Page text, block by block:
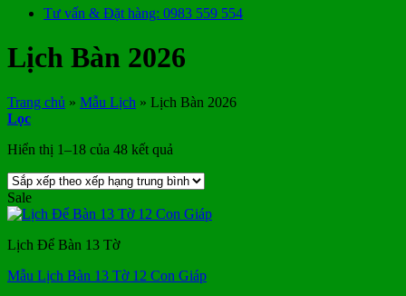
Tư vấn & Đặt hàng: 0983 559 554
Lịch Bàn 2026
Trang chủ » Mẫu Lịch » Lịch Bàn 2026
Lọc
Hiển thị 1–18 của 48 kết quả
xếp
xếp
Sale
Lịch Để Bàn 13 Tờ
Mẫu Lịch Bàn 13 Tờ 12 Con Giáp